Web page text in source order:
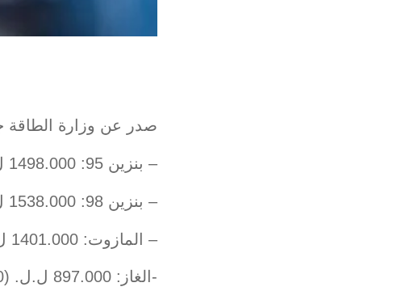
صدر عن وزارة الطاقة
– بنزين 95: 1498.000 ل.ل. (+9000)
– بنزين 98: 1538.000 ل.ل. (+9000)
– المازوت: 1401.000 ل.ل. (+12000)
-الغاز: 897.000 ل.ل. (00000)